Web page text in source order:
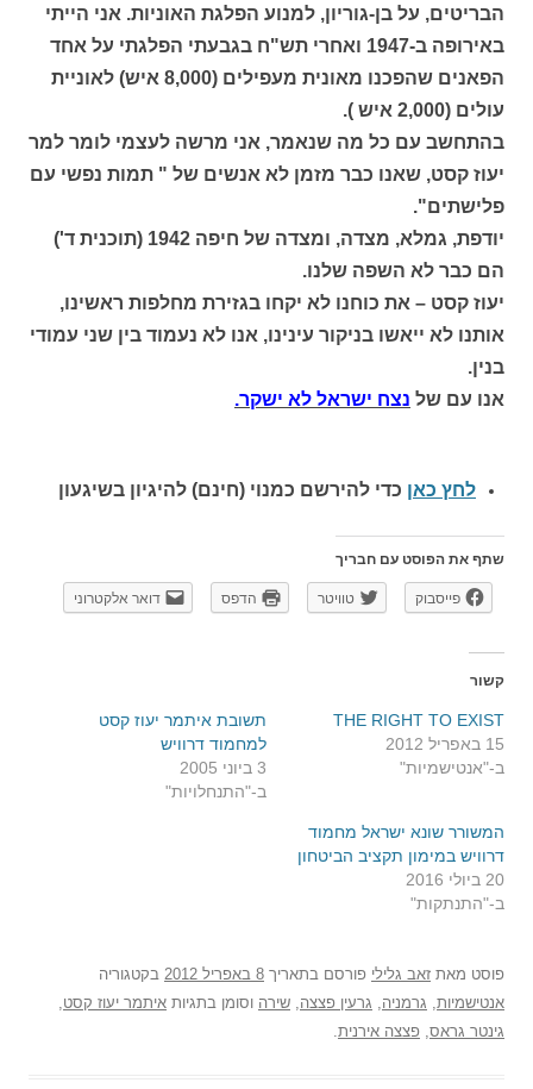
הבריטים, על בן-גוריון, למנוע הפלגת האוניות. אני הייתי
באירופה ב-1947 ואחרי תש"ח בגבעתי הפלגתי על אחד
הפאנים שהפכנו מאונית מעפילים (8,000 איש) לאוניית
עולים (2,000 איש ).
בהתחשב עם כל מה שנאמר, אני מרשה לעצמי לומר למר
יעוז קסט, שאנו כבר מזמן לא אנשים של " תמות נפשי עם
פלישתים".
יודפת, גמלא, מצדה, ומצדה של חיפה 1942 (תוכנית ד')
הם כבר לא השפה שלנו.
יעוז קסט – את כוחנו לא יקחו בגזירת מחלפות ראשינו,
אותנו לא ייאשו בניקור עינינו, אנו לא נעמוד בין שני עמודי
בנין.
אנו עם של נצח ישראל לא ישקר.
לחץ כאן כדי להירשם כמנוי (חינם) להיגיון בשיגעון
שתף את הפוסט עם חבריך
פייסבוק טוויטר הדפס דואר אלקטרוני
קשור
THE RIGHT TO EXIST
15 באפריל 2012
ב-"אנטישמיות"
תשובת איתמר יעוז קסט
למחמוד דרוויש
3 ביוני 2005
ב-"התנחלויות"
המשורר שונא ישראל מחמוד
דרוויש במימון תקציב הביטחון
20 ביולי 2016
ב-"התנתקות"
פוסט מאת זאב גלילי פורסם בתאריך 8 באפריל 2012
בקטגוריה
אנטישמיות גרמניה גרעין פצצה שירה וסומן בתגיות איתמר יעוז קסט
גינטר גראס פצצה אירנית